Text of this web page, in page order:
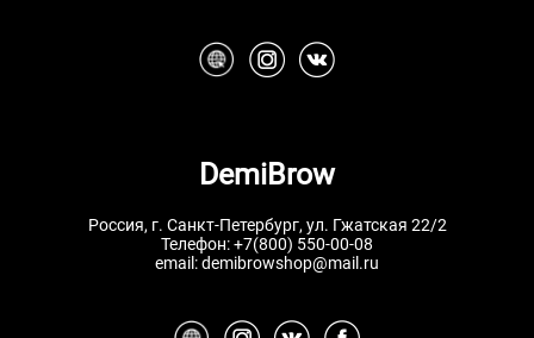
DemiBrow
Россия, г. Санкт-Петербург, ул. Гжатская 22/2
Телефон:+7(800) 550-00-08
email:demibrowshop@mail.ru